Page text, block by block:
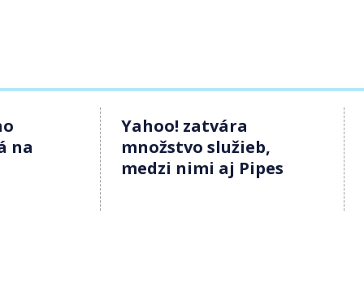
na
Yahoo! zatvára
množstvo služieb,
medzi nimi aj Pipes